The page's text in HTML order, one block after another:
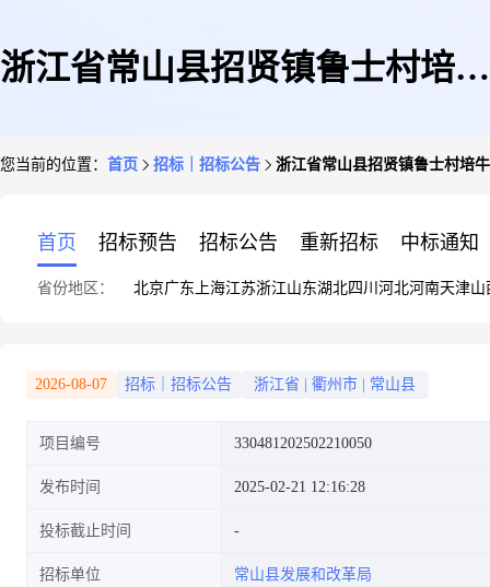
浙江省常山县招贤镇鲁士村培牛
您当前的位置： 首页 招标｜招标公告 浙江省常山县招贤镇鲁士村培
首页 招标预告 招标公告 重新招标 中标通知
省份地区： 北京广东 上海江苏浙江山东湖北四川 河北河南天津山
2026-08-07 招标｜招标公告 浙江省 衢州市 常山县
项目编号 330481202502210050
发布时间 2025-02-21 12:16:28
投标截止时间
招标单位 常山县发展和改革局